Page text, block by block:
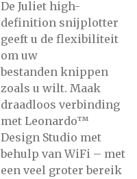
De Juliet high-
definition snijplotter
geeft u de flexibiliteit
om uw
bestanden knippen
zoals u wilt. Maak
draadloos verbinding
met Leonardo™
Design Studio met
behulp van WiFi – met
een veel groter bereik